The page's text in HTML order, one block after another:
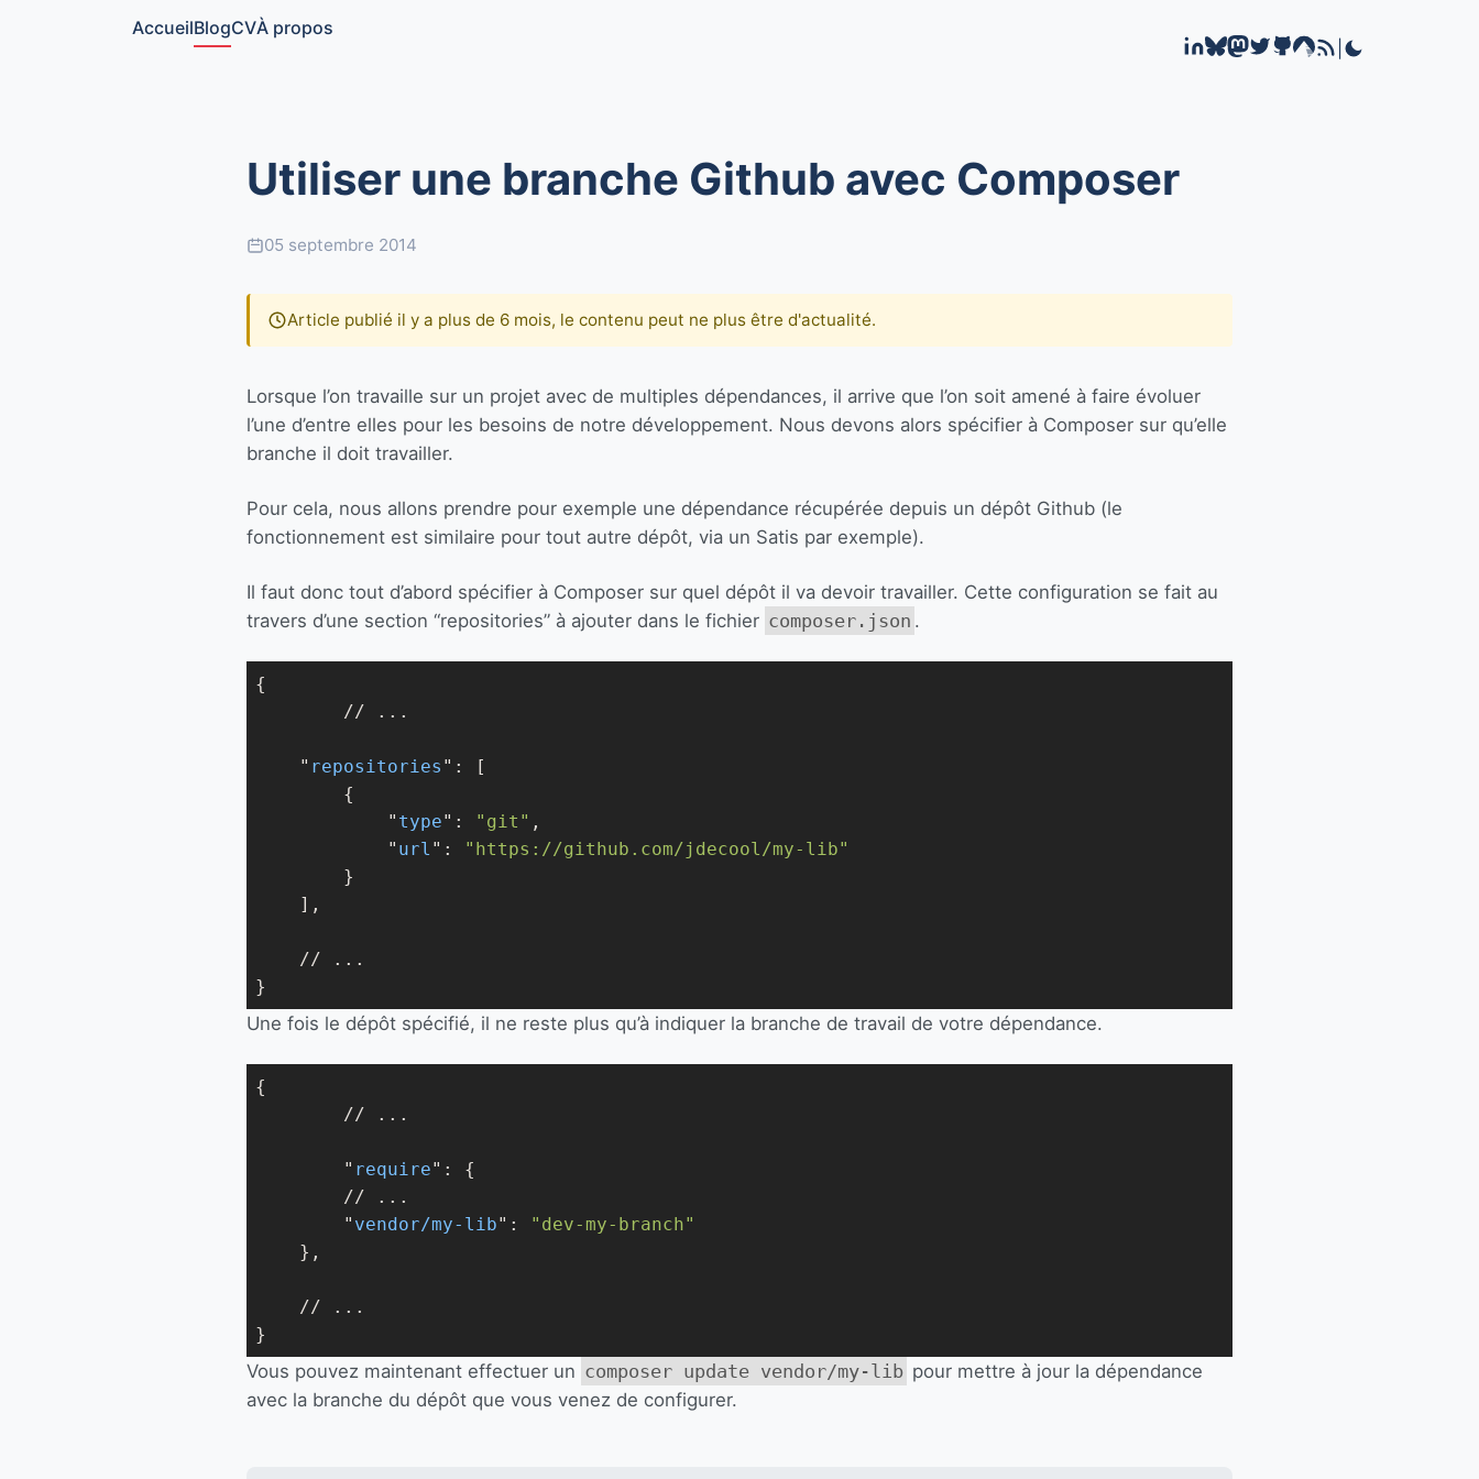
AccueilBlogCVÀ propos
Utiliser une branche Github avec Composer
05 septembre 2014
Article publié il y a plus de 6 mois, le contenu peut ne plus être d'actualité.
Lorsque l’on travaille sur un projet avec de multiples dépendances, il arrive que l’on soit amené à faire évoluer
l’une d’entre elles pour les besoins de notre développement. Nous devons alors spécifier à Composer sur qu’elle
branche il doit travailler.
Pour cela, nous allons prendre pour exemple une dépendance récupérée depuis un dépôt Github (le
fonctionnement est similaire pour tout autre dépôt, via un Satis par exemple).
Il faut donc tout d’abord spécifier à Composer sur quel dépôt il va devoir travailler. Cette configuration se fait au
travers d’une section “repositories” à ajouter dans le fichier composer.json .
{
    "
repositories ":
[
        {
            "
type": "git" ,
            "
url ":
"https://github.com/jdecool/my-lib"
}
    ]
,
    // ...
Une fois le dépôt spécifié, il ne reste plus qu’à indiquer la branche de travail de votre dépendance.
{
	"
require": {
        // ...
        "
vendor/my-lib":
"dev-my-branch"
} ,
    // ...
Vous pouvez maintenant effectuer un composer update vendor/my-lib pour mettre à jour la dépendance
avec la branche du dépôt que vous venez de configurer.